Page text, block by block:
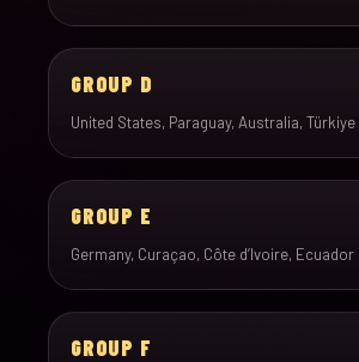
GROUP D
United States, Paraguay, Australia, Türkiye
GROUP E
Germany, Curaçao, Côte d’Ivoire, Ecuador
GROUP F